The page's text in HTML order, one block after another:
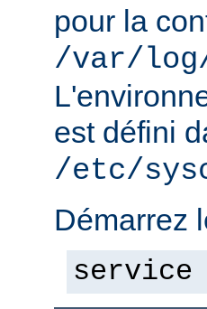
pour la
/var/
est défini
/etc/
Démarrez